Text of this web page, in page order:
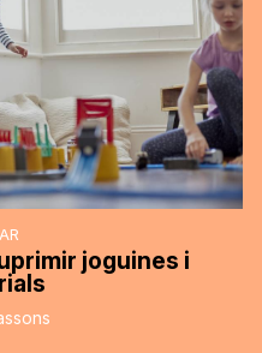
joguines i